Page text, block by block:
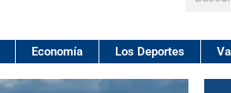
Economía Los Deportes